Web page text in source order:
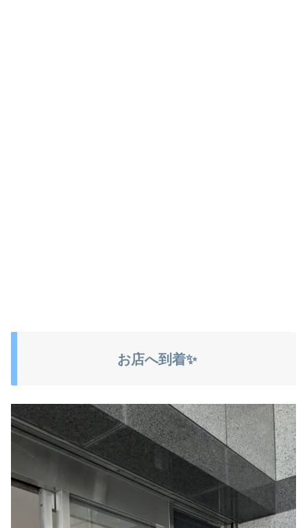
お店へ到着✨